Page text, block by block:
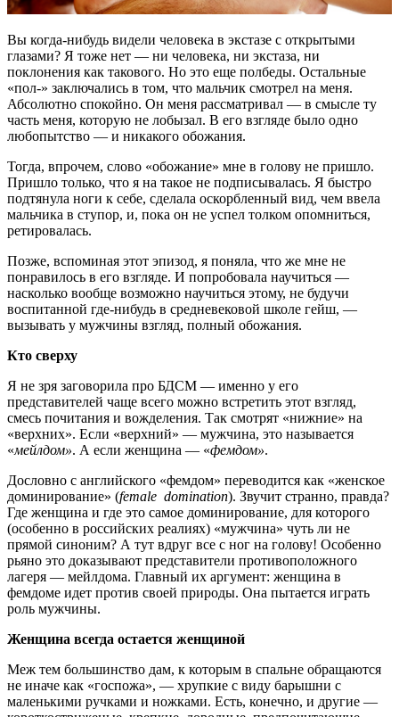
Вы когда-нибудь видели человека в экстазе с открытыми
глазами? Я тоже нет — ни человека, ни экстаза, ни
поклонения как такового. Но это еще полбеды. Остальные
«пол-» заключались в том, что мальчик смотрел на меня.
Абсолютно спокойно. Он меня рассматривал — в смысле ту
часть меня, которую не лобызал. В его взгляде было одно
любопытство — и никакого обожания.
Тогда, впрочем, слово «обожание» мне в голову не пришло.
Пришло только, что я на такое не подписывалась. Я быстро
подтянула ноги к себе, сделала оскорбленный вид, чем ввела
мальчика в ступор, и, пока он не успел толком опомниться,
ретировалась.
Позже, вспоминая этот эпизод, я поняла, что же мне не
понравилось в его взгляде. И попробовала научиться —
насколько вообще возможно научиться этому, не будучи
воспитанной где-нибудь в средневековой школе гейш, —
вызывать у мужчины взгляд, полный обожания.
Кто сверху
Я не зря заговорила про БДСМ — именно у его
представителей чаще всего можно встретить этот взгляд,
смесь почитания и вожделения. Так смотрят «нижние» на
«верхних». Если «верхний» — мужчина, это называется
«мейлдом». А если женщина — «фемдом».
Дословно с английского «фемдом» переводится как «женское
доминирование» (female domination). Звучит странно, правда?
Где женщина и где это самое доминирование, для которого
(особенно в российских реалиях) «мужчина» чуть ли не
прямой синоним? А тут вдруг все с ног на голову! Особенно
рьяно это доказывают представители противоположного
лагеря — мейлдома. Главный их аргумент: женщина в
фемдоме идет против своей природы. Она пытается играть
роль мужчины.
Женщина всегда остается женщиной
Меж тем большинство дам, к которым в спальне обращаются
не иначе как «госпожа», — хрупкие с виду барышни с
маленькими ручками и ножками. Есть, конечно, и другие —